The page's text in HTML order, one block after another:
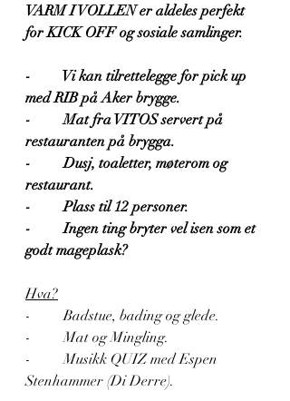
VARM I VOLLEN er aldeles perfekt
for KICK OFF og sosiale samlinger.
-         Vi kan tilrettelegge for pick up
med RIB på Aker brygge.
-         Mat fra VITOS servert på
restauranten på brygga.
-         Dusj, toaletter, møterom og
restaurant.
-         Plass til 12 personer.
-         Ingen ting bryter vel isen som et
godt mageplask?
Hva?
-         Badstue, bading og glede.
-         Mat og Mingling.
-         Musikk QUIZ med Espen
Stenhammer (Di Derre).